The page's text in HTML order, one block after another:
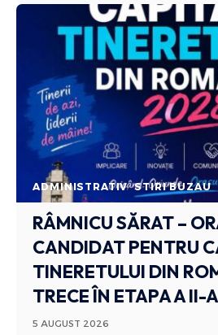
ADMINISTRATIV STIRI BUZAU
RÂMNICU SĂRAT –
CANDIDAT PENTRU
TINERETULUI DIN
TRECE ÎN ETAPA A II-
5 AUGUST 2026